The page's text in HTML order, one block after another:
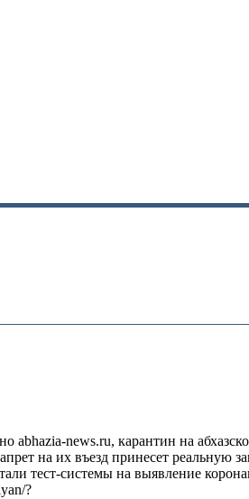
news.ru, карантин на
на их въезд принесет реальную
тест-системы на выявление
?